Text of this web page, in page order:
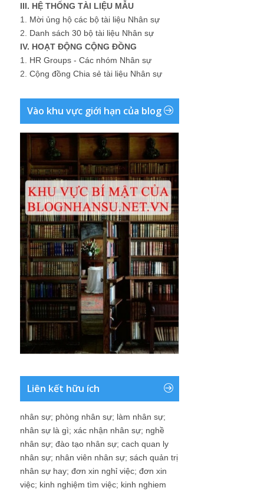
III. HỆ THỐNG TÀI LIỆU MẪU
1. Mời ủng hộ các bộ tài liệu Nhân sự
2. Danh sách 30 bộ tài liệu Nhân sự
IV. HOẠT ĐỘNG CỘNG ĐỒNG
1. HR Groups - Các nhóm Nhân sự
2. Cộng đồng Chia sẻ tài liệu Nhân sự
Vào khu vực giới hạn của blog
Liên kết hữu ích
nhân sự; phòng nhân sự; làm nhân sự;
nhân sự là gì; xác nhận nhân sự; nghề
nhân sự; đào tạo nhân sự; cach quan ly
nhân sự; nhân viên nhân sự; sách quản trị
nhân sự hay; đơn xin nghỉ việc; đơn xin
việc; kinh nghiệm tìm việc; kinh nghiem